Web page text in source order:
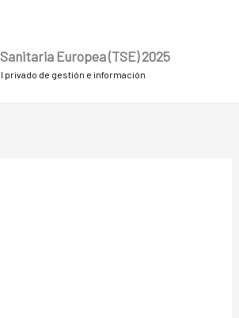
Europea (TSE) 2025
privado de gestión e información